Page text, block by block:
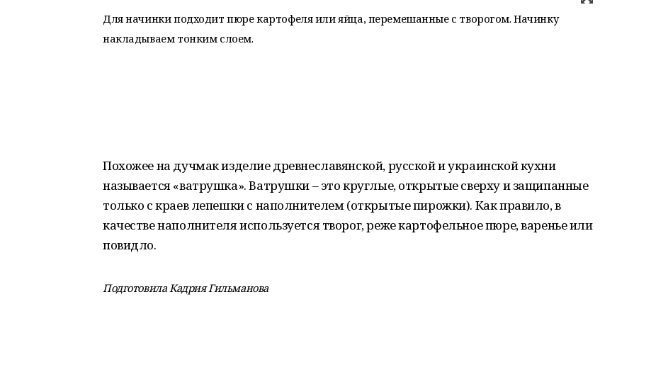
Для начинки подходит пюре картофеля или яйца, перемешанные с творогом. Начинку
накладываем тонким слоем.
Похожее на дучмак изделие древнеславянской, русской и украинской кухни
называется «ватрушка». Ватрушки – это круглые, открытые сверху и защипанные
только с краев лепешки с наполнителем (открытые пирожки). Как правило, в
качестве наполнителя используется творог, реже картофельное пюре, варенье или
повидло.
Подготовила Кадрия Гильманова